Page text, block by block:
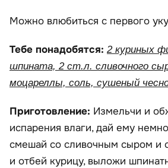
Можно влюбиться с первого
Тебе понадобятся: 2 куриных
шпината, 2 ст.л. сливочного
моцареллы, соль, сушеный
Приготовление: Измельчи и
испарения влаги, дай ему
смешай со сливочным сыром и
и отбей курицу, выложи